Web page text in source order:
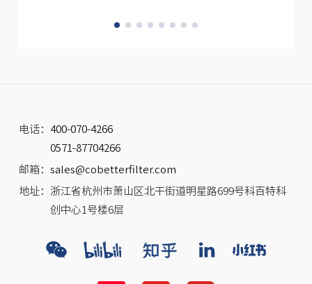
电话： 400-070-4266
0571-87704266
邮箱： sales@cobetterfilter.com
地址： 浙江省杭州市萧山区北干街道明星路699号科百特科
创中心1号楼6层